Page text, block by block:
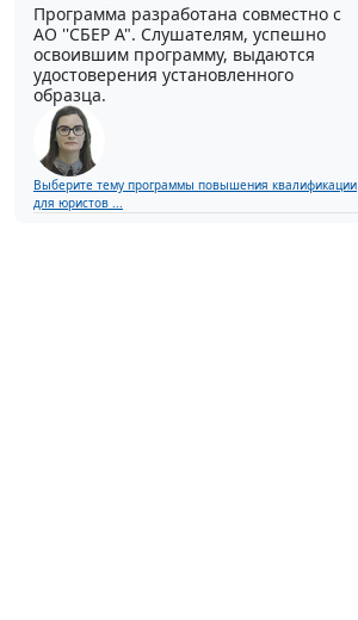
Программа разработана совместно с
АО ''СБЕР А". Слушателям, успешно
освоившим программу, выдаются
удостоверения установленного
образца.
Выберите тему программы повышения квалификации
для юристов ...